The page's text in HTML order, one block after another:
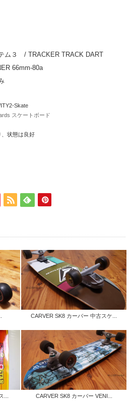
ム３ / TRACKER TRACK DART
66mm-80a
Skate
スケートボード
状態は良好
CARVER SK8 カーバー 中古スケ...
... CARVER SK8 カーバー VENI...